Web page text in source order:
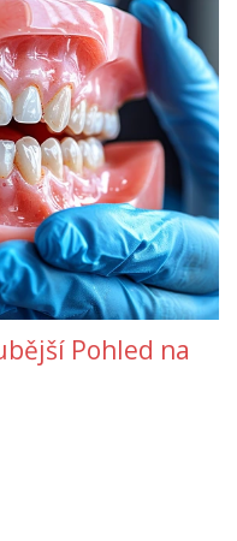
Pohled na